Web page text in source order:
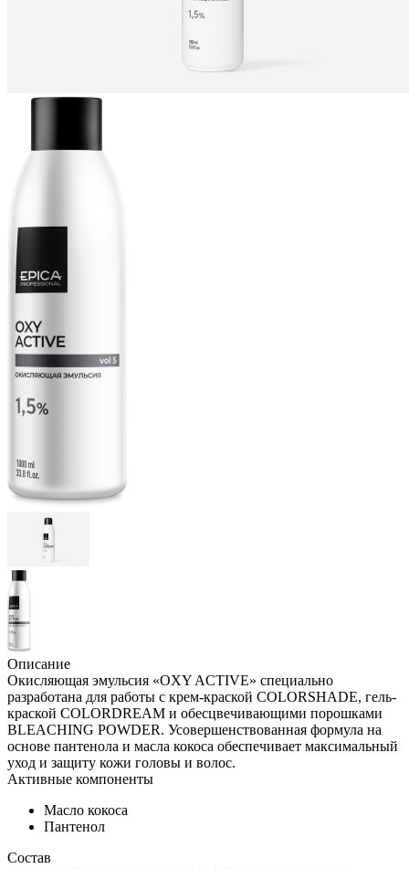
Описание
Окисляющая эмульсия «OXY ACTIVE» специально
разработана для работы с крем-краской COLORSHADE, гель-
краской COLORDREAM и обесцвечивающими порошками
BLEACHING POWDER. Усовершенствованная формула на
основе пантенола и масла кокоса обеспечивает максимальный
уход и защиту кожи головы и волос.
Активные компоненты
Масло кокоса
Пантенол
Состав